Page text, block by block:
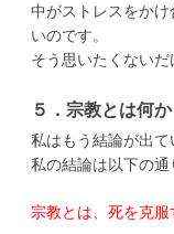
中がストレスをか
いのです。
そう思いたくないだ
５．宗教とは何か
私はもう結論が出て
私の結論は以下の通
宗教とは、死を克